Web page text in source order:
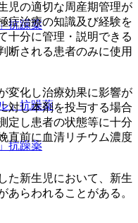
抗躁薬
」抗躁薬
抗躁薬
児の適切な周産期管理が
症治療の知識及び経験を
十分に管理・説明できる
断される患者のみに使用
変化し治療効果に影響が
対し本剤を投与する場合
定し患者の状態等に十分
直前に血清リチウム濃度
た新生児において、新生
あらわれることがある。